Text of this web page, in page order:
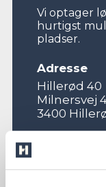
Vi optager
hurtigst
pladser.
Adresse
Hillerød 40
Milnersvej
3400